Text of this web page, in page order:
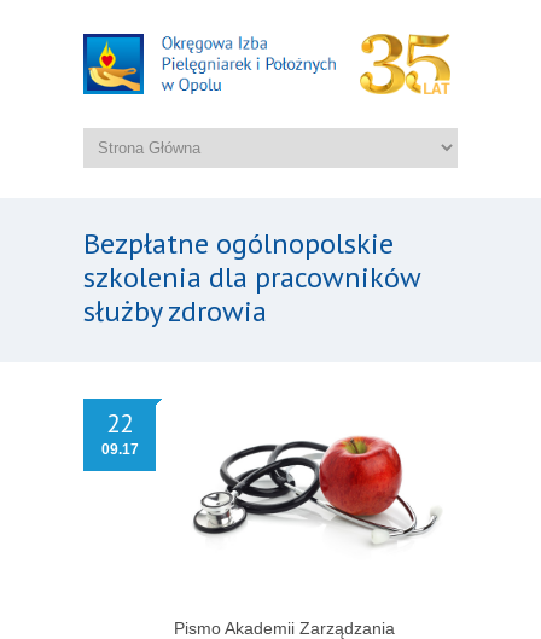
Bezpłatne ogólnopolskie
szkolenia dla pracowników
służby zdrowia
22
09.17
Pismo Akademii Zarządzania